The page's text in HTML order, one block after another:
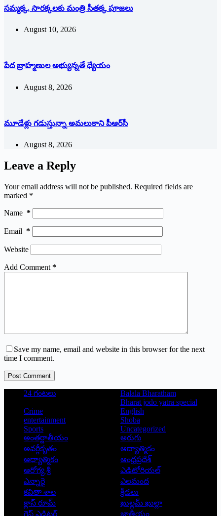
సమ్మక్క, సారక్కలకు మంత్రి సీతక్క పూజలు
August 10, 2026
పేద బ్రాహ్మణుల అభ్యున్నతే ధ్యేయం
August 8, 2026
మూడేళ్లు గ‌డుస్తున్నా అమ‌లుకాని పీఆర్‌సీ
August 8, 2026
Leave a Reply
Your email address will not be published. Required fields are
marked *
Name *
Email *
Website
Add Comment *
Save my name, email and website in this browser for the next
time I comment.
Post Comment
24 గంటలు
Balala Bharatham
Bharat jodo yatra special
Crime
English
entertainment
Shoba
Sports
Uncategorized
అంతర్జాతీయం
అరుగు
అవర్గీకృతం
ఆద్యాత్మికం
ఆధ్యాత్మికం
ఆంధ్రప్రదేశ్
ఆరోగ్య శ్రీ
ఎడిటోరియల్
ఎన్నారై
ఎలమంద
కవితా శాల
క్రీడలు
క్లాస్ రూమ్
ఖుల్లమ్ ఖుల్లా
గెస్ట్ ఎడిటర్
జాతీయం